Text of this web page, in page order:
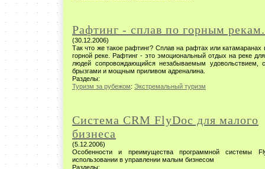
Рафтинг - сплав по горным рекам.
(30.12.2006)
Так что же такое рафтинг? Сплав на рафтах или катамаранах
горной реке. Рафтинг - это эмоциональный отдых на реке
людей сопровождающийся незабываемым удовольствием,
брызгами и мощным приливом адреналина.
Разделы:
Туризм за рубежом: Экстремальный туризм
Система CRM FlyDoc для малого
бизнеса
(5.12.2006)
Особенности и преимущества программной системы
использовании в управлении малым бизнесом
Разделы: